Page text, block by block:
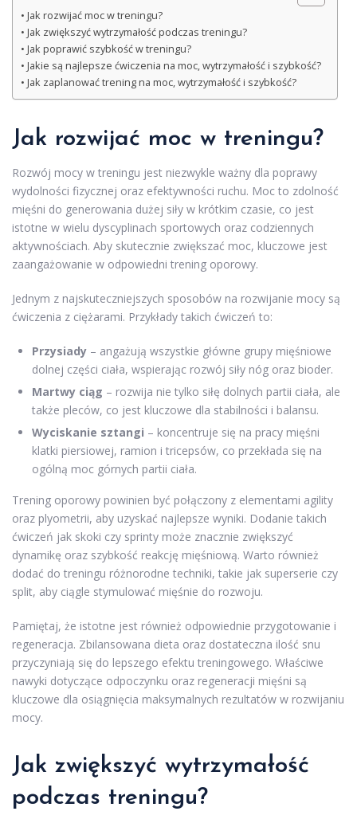
Jak rozwijać moc w treningu?
Jak zwiększyć wytrzymałość podczas treningu?
Jak poprawić szybkość w treningu?
Jakie są najlepsze ćwiczenia na moc, wytrzymałość i szybkość?
Jak zaplanować trening na moc, wytrzymałość i szybkość?
Jak rozwijać moc w treningu?
Rozwój mocy w treningu jest niezwykle ważny dla poprawy
wydolności fizycznej oraz efektywności ruchu. Moc to zdolność
mięśni do generowania dużej siły w krótkim czasie, co jest
istotne w wielu dyscyplinach sportowych oraz codziennych
aktywnościach. Aby skutecznie zwiększać moc, kluczowe jest
zaangażowanie w odpowiedni trening oporowy.
Jednym z najskuteczniejszych sposobów na rozwijanie mocy są
ćwiczenia z ciężarami. Przykłady takich ćwiczeń to:
Przysiady – angażują wszystkie główne grupy mięśniowe
dolnej części ciała, wspierając rozwój siły nóg oraz bioder.
Martwy ciąg – rozwija nie tylko siłę dolnych partii ciała, ale
także pleców, co jest kluczowe dla stabilności i balansu.
Wyciskanie sztangi – koncentruje się na pracy mięśni
klatki piersiowej, ramion i tricepsów, co przekłada się na
ogólną moc górnych partii ciała.
Trening oporowy powinien być połączony z elementami agility
oraz plyometrii, aby uzyskać najlepsze wyniki. Dodanie takich
ćwiczeń jak skoki czy sprinty może znacznie zwiększyć
dynamikę oraz szybkość reakcję mięśniową. Warto również
dodać do treningu różnorodne techniki, takie jak superserie czy
split, aby ciągle stymulować mięśnie do rozwoju.
Pamiętaj, że istotne jest również odpowiednie przygotowanie i
regeneracja. Zbilansowana dieta oraz dostateczna ilość snu
przyczyniają się do lepszego efektu treningowego. Właściwe
nawyki dotyczące odpoczynku oraz regeneracji mięśni są
kluczowe dla osiągnięcia maksymalnych rezultatów w rozwijaniu
mocy.
Jak zwiększyć wytrzymałość
podczas treningu?